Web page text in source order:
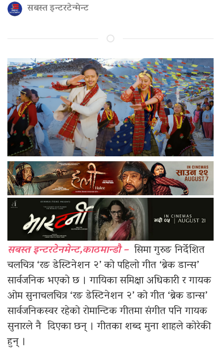
सबस्त इन्टरटेन्मेन्ट
सबस्त इन्टरटेनमेन्ट,काठमान्डौ – सिमा गुरुङ निर्देशित
चलचित्र ‘रङ डेस्टिनेशन २’ को पहिलो गीत ‘ब्रेक डान्स’
सार्वजनिक भएको छ । गायिका समिक्षा अधिकारी र गायक
ओम सुनाचलचित्र ‘रङ डेस्टिनेशन २’ को गीत ‘ब्रेक डान्स’
सार्वजनिकस्वर रहेको रोमान्टिक गीतमा संगीत पनि गायक
सुनारले नै दिएका छन् । गीतका शब्द मुना शाहले कोरेकी
हुन् ।